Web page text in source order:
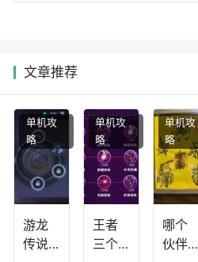
文章推荐
游龙
传说
单机攻
略
王者
三个
单机攻
略
哪个
伙伴
单机攻
略